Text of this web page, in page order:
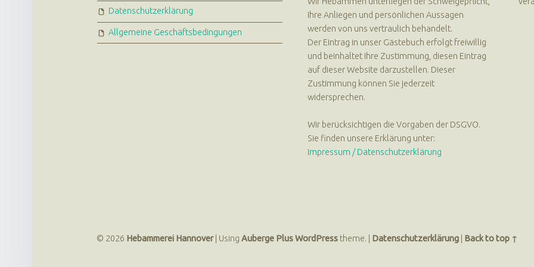
Datenschutzerklärung
Allgemeine Geschäftsbedingungen
Ihre Anliegen und persönlichen Aussagen
werden von uns vertraulich behandelt.
Der Eintrag in unser Gästebuch erfolgt freiwillig
und beinhaltet Ihre Zustimmung, diesen Eintrag
auf dieser Website darzustellen. Dieser
Zustimmung können Sie jederzeit
widersprechen.
Wir berücksichtigen die Vorgaben der DSGVO.
Sie finden unsere Erklärung unter:
Impressum / Datenschutzerklärung
© 2026 Hebammerei Hannover Using Auberge PlusWordPress theme. Datenschutzerklärung Back to top ↑